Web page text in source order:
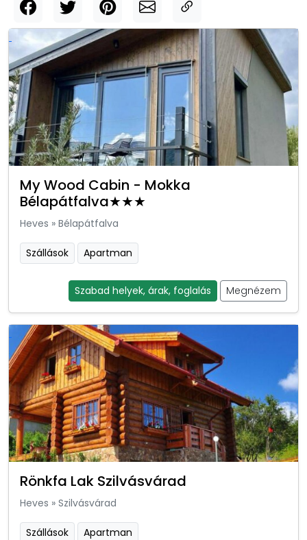
My Wood Cabin - Mokka
Bélapátfalva★★★
Heves » Bélapátfalva
Szállások Apartman
Szabad helyek, árak, foglalás Megnézem
Rönkfa Lak Szilvásvárad
Heves » Szilvásvárad
Szállások Apartman